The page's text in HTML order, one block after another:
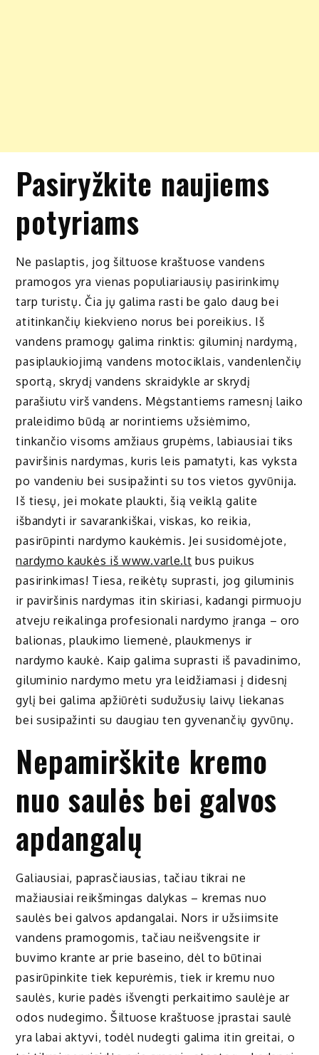
Pasiryžkite naujiems
potyriams
Ne paslaptis, jog šiltuose kraštuose vandens
pramogos yra vienas populiariausių pasirinkimų
tarp turistų. Čia jų galima rasti be galo daug bei
atitinkančių kiekvieno norus bei poreikius. Iš
vandens pramogų galima rinktis: giluminį nardymą,
pasiplaukiojimą vandens motociklais, vandenlenčių
sportą, skrydį vandens skraidykle ar skrydį
parašiutu virš vandens. Mėgstantiems ramesnį laiko
praleidimo būdą ar norintiems užsiėmimo,
tinkančio visoms amžiaus grupėms, labiausiai tiks
paviršinis nardymas, kuris leis pamatyti, kas vyksta
po vandeniu bei susipažinti su tos vietos gyvūnija.
Iš tiesų, jei mokate plaukti, šią veiklą galite
išbandyti ir savarankiškai, viskas, ko reikia,
pasirūpinti nardymo kaukėmis. Jei susidomėjote,
nardymo kaukės iš www.varle.lt bus puikus
pasirinkimas! Tiesa, reikėtų suprasti, jog giluminis
ir paviršinis nardymas itin skiriasi, kadangi pirmuoju
atveju reikalinga profesionali nardymo įranga – oro
balionas, plaukimo liemenė, plaukmenys ir
nardymo kaukė. Kaip galima suprasti iš pavadinimo,
giluminio nardymo metu yra leidžiamasi į didesnį
gylį bei galima apžiūrėti sudužusių laivų liekanas
bei susipažinti su daugiau ten gyvenančių gyvūnų.
Nepamirškite kremo
nuo saulės bei galvos
apdangalų
Galiausiai, paprasčiausias, tačiau tikrai ne
mažiausiai reikšmingas dalykas – kremas nuo
saulės bei galvos apdangalai. Nors ir užsiimsite
vandens pramogomis, tačiau neišvengsite ir
buvimo krante ar prie baseino, dėl to būtinai
pasirūpinkite tiek kepurėmis, tiek ir kremu nuo
saulės, kurie padės išvengti perkaitimo saulėje ar
odos nudegimo. Šiltuose kraštuose įprastai saulė
yra labai aktyvi, todėl nudegti galima itin greitai, o